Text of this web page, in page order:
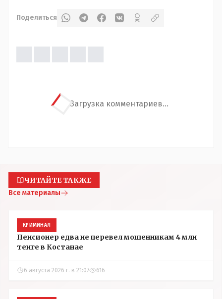
Поделиться
Загрузка комментариев...
ЧИТАЙТЕ ТАКЖЕ
Все материалы
КРИМИНАЛ
Пенсионер едва не перевел мошенникам 4 млн
тенге в Костанае
6 августа 2026 г. в 21:07 616